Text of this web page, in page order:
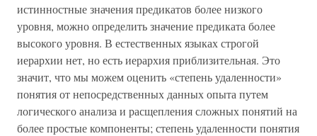
истинностные значения предикатов более низкого
уровня, можно определить значение предиката более
высокого уровня. В естественных языках строгой
иерархии нет, но есть иерархия приблизительная. Это
значит, что мы можем оценить «степень удаленности»
понятия от непосредственных данных опыта путем
логического анализа и расщепления сложных понятий на
более простые компоненты; степень удаленности понятия